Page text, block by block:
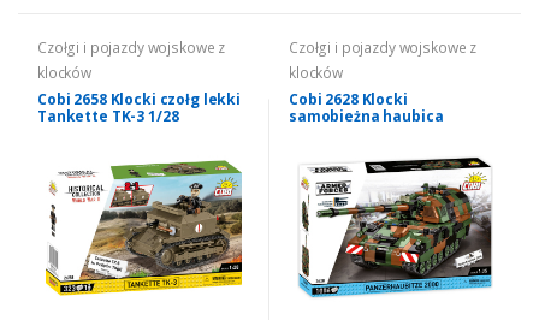
Czołgi i pojazdy wojskowe z
klocków
Cobi 2658 Klocki czołg lekki
Tankette TK-3 1/28
Czołgi i pojazdy wojskowe z
klocków
Cobi 2628 Klocki
samobieżna haubica